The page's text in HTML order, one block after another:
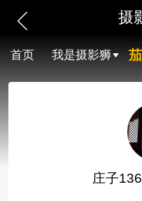
摄
首页 我是摄影狮
庄子